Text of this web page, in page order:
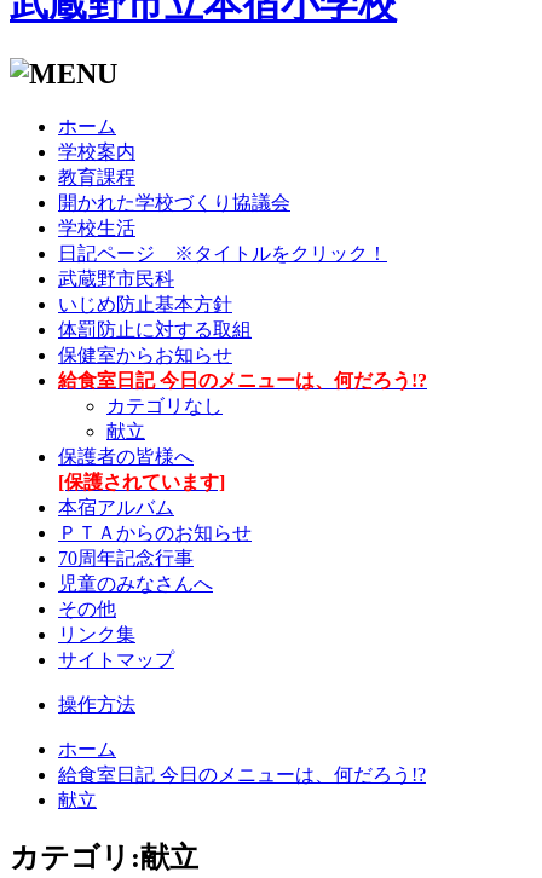
ホーム
学校案内
教育課程
開かれた学校づくり協議会
学校生活
日記ページ ※タイトルをクリック！
武蔵野市民科
いじめ防止基本方針
体罰防止に対する取組
保健室からお知らせ
給食室日記 今日のメニューは、何だろう!?
カテゴリなし
献立
保護者の皆様へ
[保護されています]
本宿アルバム
ＰＴＡからのお知らせ
70周年記念行事
児童のみなさんへ
その他
リンク集
サイトマップ
操作方法
ホーム
給食室日記 今日のメニューは、何だろう!?
献立
カテゴリ:献立